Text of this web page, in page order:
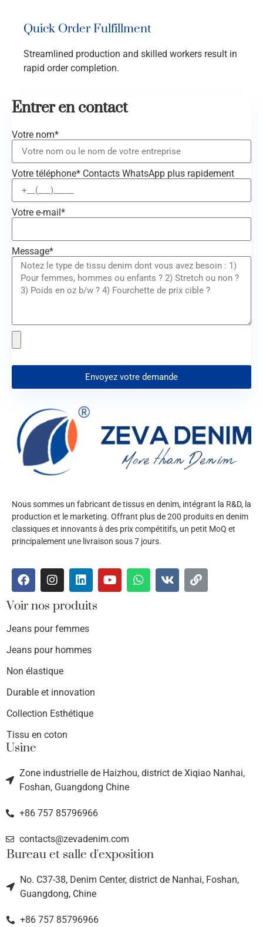
Quick Order Fulfillment
Streamlined production and skilled workers result in
rapid order completion.
Entrer en contact
Votre nom*
Votre téléphone* Contacts WhatsApp plus rapidement
Votre e-mail*
Message*
Envoyez votre demande
Nous sommes un fabricant de tissus en denim, intégrant la R&D, la
production et le marketing. Offrant plus de 200 produits en denim
classiques et innovants à des prix compétitifs, un petit MoQ et
principalement une livraison sous 7 jours.
Voir nos produits
Jeans pour femmes
Jeans pour hommes
Non élastique
Durable et innovation
Collection Esthétique
Tissu en coton
Usine
Zone industrielle de Haizhou, district de Xiqiao Nanhai,
Foshan, Guangdong Chine
+86 757 85796966
contacts@zevadenim.com
Bureau et salle d'exposition
No. C37-38, Denim Center, district de Nanhai, Foshan,
Guangdong, Chine
+86 757 85796966